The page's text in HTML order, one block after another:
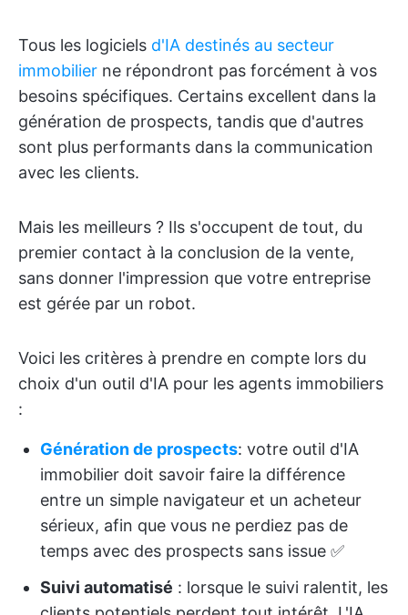
Tous les logiciels d'IA destinés au secteur
immobilier ne répondront pas forcément à vos
besoins spécifiques. Certains excellent dans la
génération de prospects, tandis que d'autres
sont plus performants dans la communication
avec les clients.
Mais les meilleurs ? Ils s'occupent de tout, du
premier contact à la conclusion de la vente,
sans donner l'impression que votre entreprise
est gérée par un robot.
Voici les critères à prendre en compte lors du
choix d'un outil d'IA pour les agents immobiliers
:
Génération de prospects: votre outil d'IA
immobilier doit savoir faire la différence
entre un simple navigateur et un acheteur
sérieux, afin que vous ne perdiez pas de
temps avec des prospects sans issue ✅
Suivi automatisé : lorsque le suivi ralentit, les